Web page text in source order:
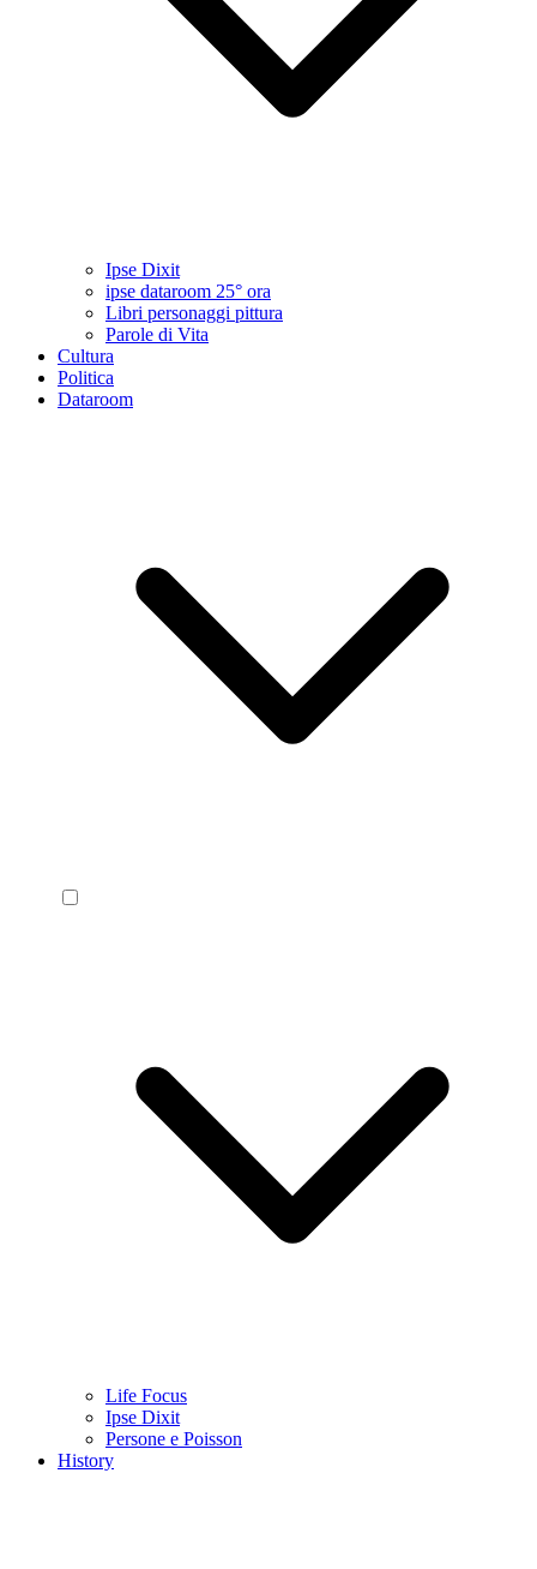
Ipse Dixit
ipse dataroom 25° ora
Libri personaggi pittura
Parole di Vita
Cultura
Politica
Dataroom
Life Focus
Ipse Dixit
Persone e Poisson
History